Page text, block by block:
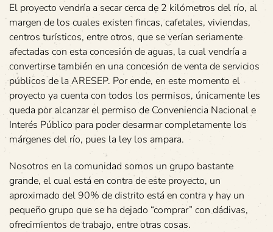
El proyecto vendría a secar cerca de 2 kilómetros del río, al
margen de los cuales existen fincas, cafetales, viviendas,
centros turísticos, entre otros, que se verían seriamente
afectadas con esta concesión de aguas, la cual vendría a
convertirse también en una concesión de venta de servicios
públicos de la ARESEP. Por ende, en este momento el
proyecto ya cuenta con todos los permisos, únicamente les
queda por alcanzar el permiso de Conveniencia Nacional e
Interés Público para poder desarmar completamente los
márgenes del río, pues la ley los ampara.
Nosotros en la comunidad somos un grupo bastante
grande, el cual está en contra de este proyecto, un
aproximado del 90% de distrito está en contra y hay un
pequeño grupo que se ha dejado “comprar” con dádivas,
ofrecimientos de trabajo, entre otras cosas.